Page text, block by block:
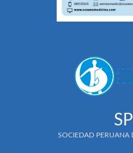
SOCIEDAD PERUANA